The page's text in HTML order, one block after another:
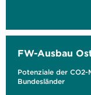
FW-Ausbau
Potenziale der
Bundesländer